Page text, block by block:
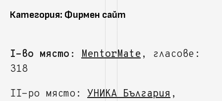
Категория: Фирмен сайт
I-во място: MentorMate, гласове:
318
II-ро място: УНИКА България,